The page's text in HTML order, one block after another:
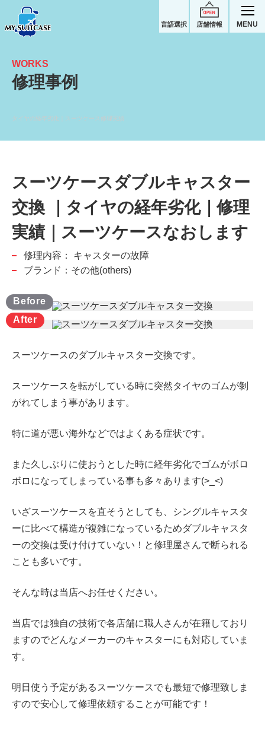
店舗情報
言語選択 MENU
タイヤの経年劣化｜スーツケース修理実績
WORKS
修理事例
スーツケースダブルキャスター
交換 ｜タイヤの経年劣化｜修理
実績｜スーツケースなおします
修理内容：
キャスターの故障
ブランド：その他(others)
スーツケースのダブルキャスター交換です。
スーツケースを転がしている時に突然タイヤのゴムが剝
がれてしまう事があります。
特に道が悪い海外などではよくある症状です。
また久しぶりに使おうとした時に経年劣化でゴムがボロ
ボロになってしまっている事も多々あります(>_<)
いざスーツケースを直そうとしても、
シングルキャスタ
ーに比べて構造が複雑になっているためダブルキャスタ
ーの交換は受け付けていない！と修理屋さんで断られる
ことも多いです。
そんな時は当店へお任せください。
当店では独自の技術で各店舗に職人さんが在籍しており
ますのでどんなメーカーのキャスターにも対応していま
す。
明日使う予定があるスーツケースでも最短で修理致しま
すので安心して修理依頼することが可能です！